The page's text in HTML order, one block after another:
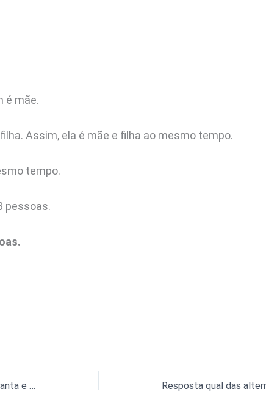
é mãe.
Assim, ela é mãe e filha ao mesmo tempo.
tempo.
pessoas.
Resposta O que é 3/7 morcego, 1/2 anta e 1/3 gorila?